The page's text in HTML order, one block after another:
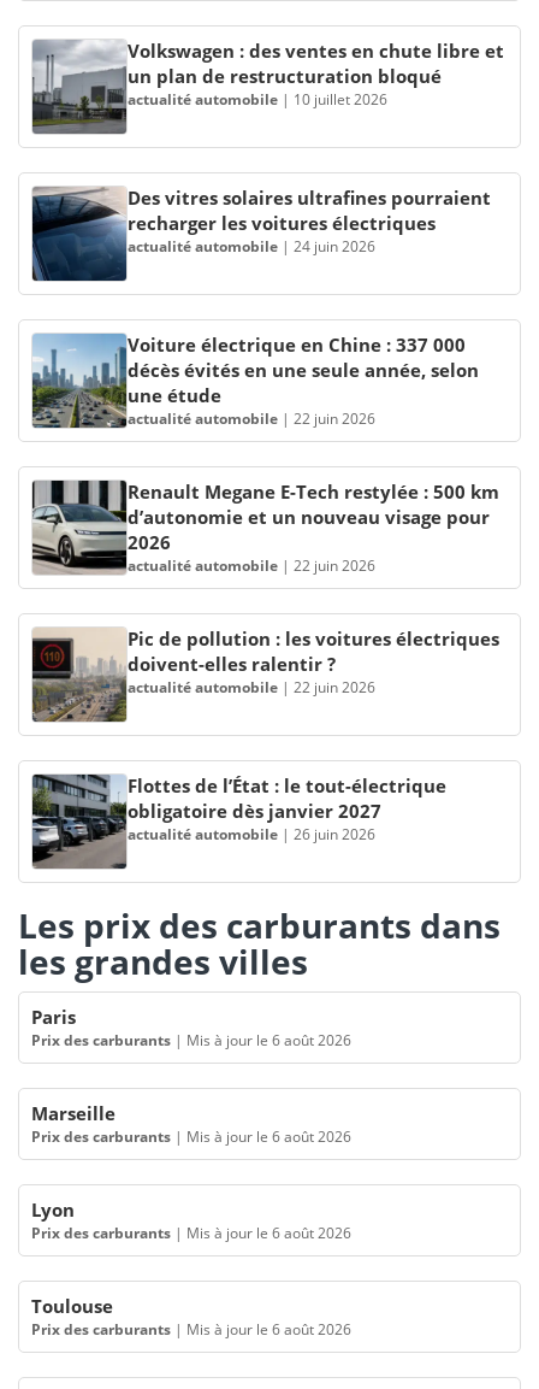
Volkswagen : des ventes en chute libre et
un plan de restructuration bloqué
actualité automobile | 10 juillet 2026
Des vitres solaires ultrafines pourraient
recharger les voitures électriques
actualité automobile | 24 juin 2026
Voiture électrique en Chine : 337 000
décès évités en une seule année, selon
une étude
actualité automobile | 22 juin 2026
Renault Megane E-Tech restylée : 500 km
d’autonomie et un nouveau visage pour
2026
actualité automobile | 22 juin 2026
Pic de pollution : les voitures électriques
doivent-elles ralentir ?
actualité automobile | 22 juin 2026
Flottes de l’État : le tout-électrique
obligatoire dès janvier 2027
actualité automobile | 26 juin 2026
Les prix des carburants dans
les grandes villes
Paris
Prix des carburants | Mis à jour le 6 août 2026
Marseille
Prix des carburants | Mis à jour le 6 août 2026
Lyon
Prix des carburants | Mis à jour le 6 août 2026
Toulouse
Prix des carburants | Mis à jour le 6 août 2026